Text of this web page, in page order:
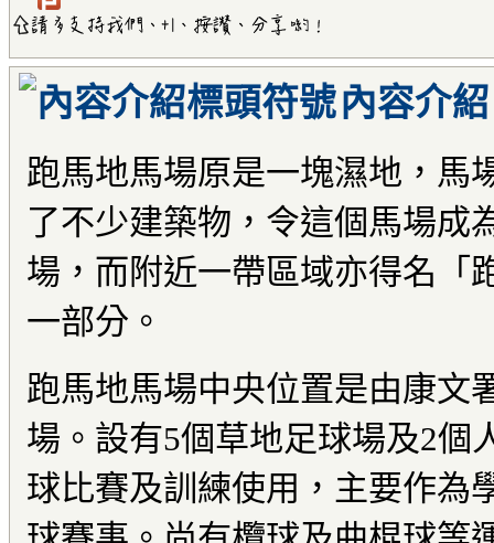
內容介紹
跑馬地馬場原是一塊濕地，馬
了不少建築物，令這個馬場成
場，而附近一帶區域亦得名「
一部分。
跑馬地馬場中央位置是由康文
場。設有5個草地足球場及2個
球比賽及訓練使用，主要作為